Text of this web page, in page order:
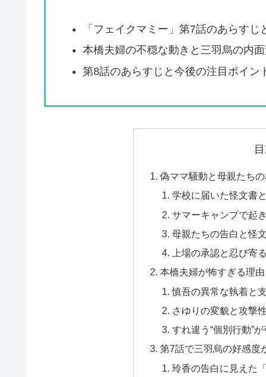
「フェイクマミー」第7話のあらすじ
本橋夫婦の不穏な動きと三羽烏の内
第8話のあらすじと今後の注目ポイン
偽ママ騒動と母親たち
学校に届いた怪文書
サマーキャンプで起
母親たちの告白と怪
上場の承認と忍び寄
本橋夫婦が怖すぎる理由
慎吾の異常な執着と
さゆりの変貌と攻撃性
すれ違う“個別行動”
第7話で三羽烏の好感度
玲香の告白に見えた